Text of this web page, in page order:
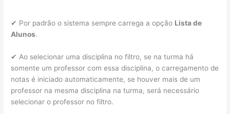
✔ Por padrão o sistema sempre carrega a opção Lista de
Alunos.
✔ Ao selecionar uma disciplina no filtro, se na turma há
somente um professor com essa disciplina, o carregamento de
notas é iniciado automaticamente, se houver mais de um
professor na mesma disciplina na turma, será necessário
selecionar o professor no filtro.